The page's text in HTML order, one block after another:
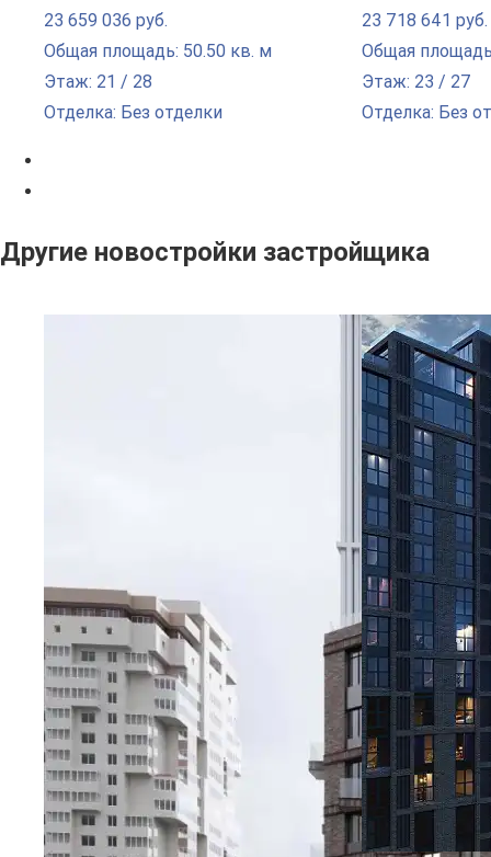
23 659 036 руб.
Общая площадь: 50.50 кв. м
Этаж: 21 / 28
Отделка: Без отделки
23 718 641 руб.
Общая
Этаж: 23 / 27
Отделка: Без
Другие новостройки застройщика